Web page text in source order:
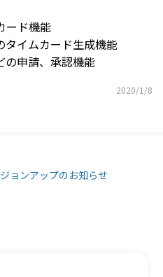
ード機能
タイムカード生成機能
の申請、承認機能
2020/1/8
ョンアップのお知らせ